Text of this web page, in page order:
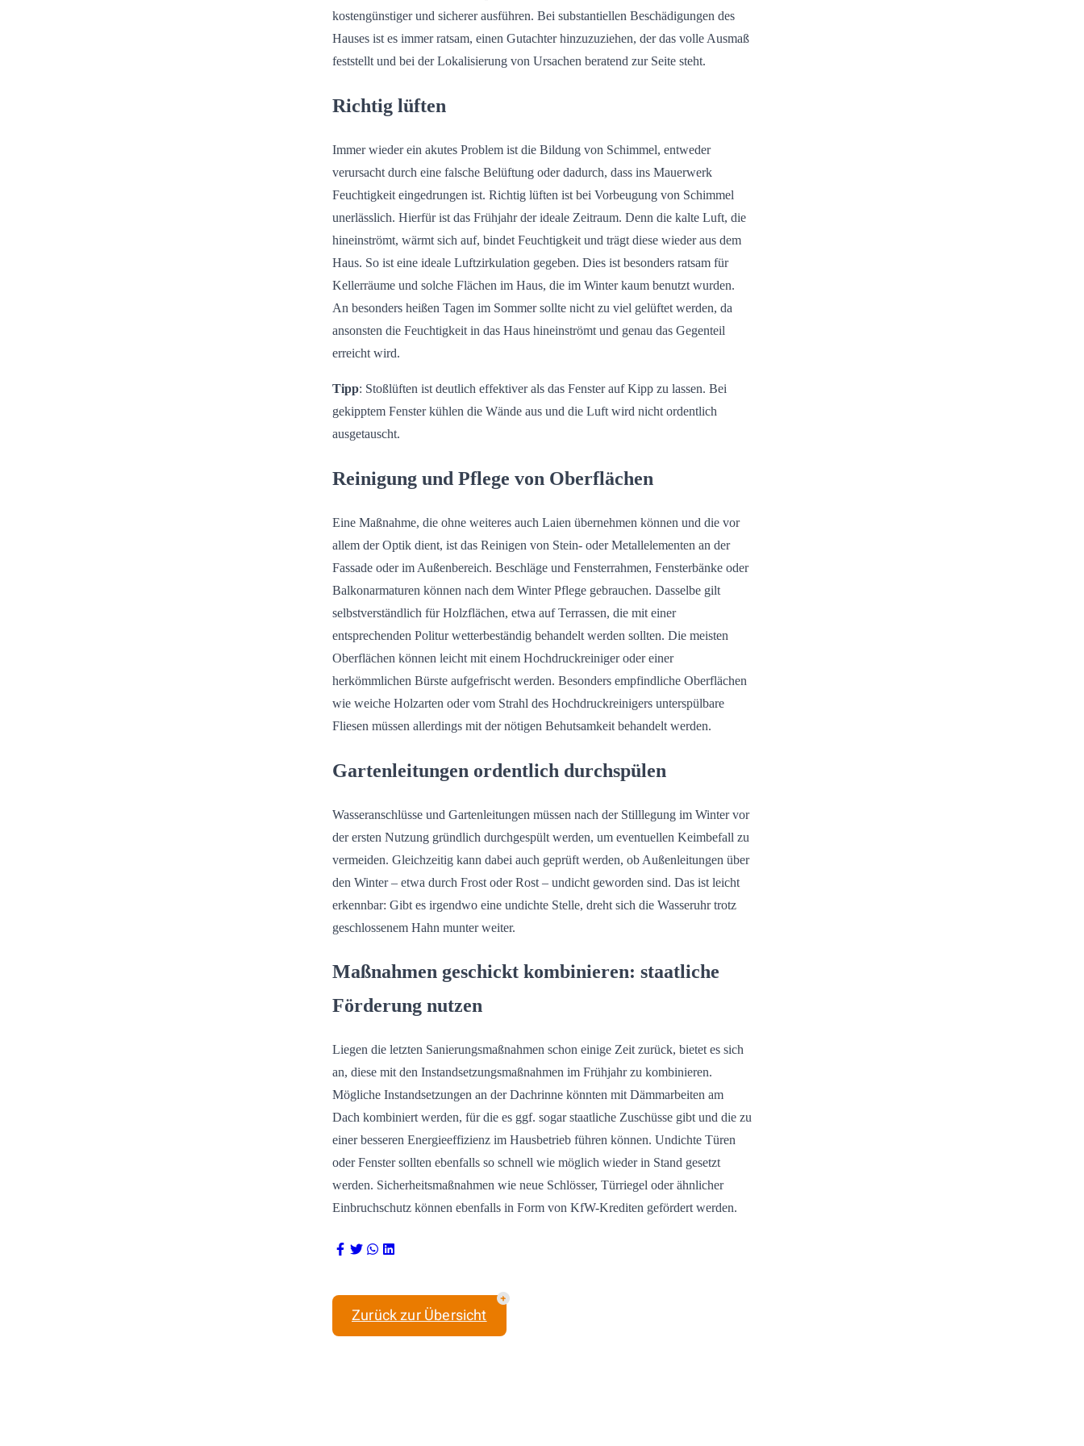
kostengünstiger und sicherer ausführen. Bei substantiellen Beschädigungen des
Hauses ist es immer ratsam, einen Gutachter hinzuzuziehen, der das volle Ausmaß
feststellt und bei der Lokalisierung von Ursachen beratend zur Seite steht.
Richtig lüften
Immer wieder ein akutes Problem ist die Bildung von Schimmel, entweder
verursacht durch eine falsche Belüftung oder dadurch, dass ins Mauerwerk
Feuchtigkeit eingedrungen ist. Richtig lüften ist bei Vorbeugung von Schimmel
unerlässlich. Hierfür ist das Frühjahr der ideale Zeitraum. Denn die kalte Luft, die
hineinströmt, wärmt sich auf, bindet Feuchtigkeit und trägt diese wieder aus dem
Haus. So ist eine ideale Luftzirkulation gegeben. Dies ist besonders ratsam für
Kellerräume und solche Flächen im Haus, die im Winter kaum benutzt wurden.
An besonders heißen Tagen im Sommer sollte nicht zu viel gelüftet werden, da
ansonsten die Feuchtigkeit in das Haus hineinströmt und genau das Gegenteil
erreicht wird.
Tipp: Stoßlüften ist deutlich effektiver als das Fenster auf Kipp zu lassen. Bei
gekipptem Fenster kühlen die Wände aus und die Luft wird nicht ordentlich
ausgetauscht.
Reinigung und Pflege von Oberflächen
Eine Maßnahme, die ohne weiteres auch Laien übernehmen können und die vor
allem der Optik dient, ist das Reinigen von Stein- oder Metallelementen an der
Fassade oder im Außenbereich. Beschläge und Fensterrahmen, Fensterbänke oder
Balkonarmaturen können nach dem Winter Pflege gebrauchen. Dasselbe gilt
selbstverständlich für Holzflächen, etwa auf Terrassen, die mit einer
entsprechenden Politur wetterbeständig behandelt werden sollten. Die meisten
Oberflächen können leicht mit einem Hochdruckreiniger oder einer
herkömmlichen Bürste aufgefrischt werden. Besonders empfindliche Oberflächen
wie weiche Holzarten oder vom Strahl des Hochdruckreinigers unterspülbare
Fliesen müssen allerdings mit der nötigen Behutsamkeit behandelt werden.
Gartenleitungen ordentlich durchspülen
Wasseranschlüsse und Gartenleitungen müssen nach der Stilllegung im Winter vor
der ersten Nutzung gründlich durchgespült werden, um eventuellen Keimbefall zu
vermeiden. Gleichzeitig kann dabei auch geprüft werden, ob Außenleitungen über
den Winter – etwa durch Frost oder Rost – undicht geworden sind. Das ist leicht
erkennbar: Gibt es irgendwo eine undichte Stelle, dreht sich die Wasseruhr trotz
geschlossenem Hahn munter weiter.
Maßnahmen geschickt kombinieren: staatliche
Förderung nutzen
Liegen die letzten Sanierungsmaßnahmen schon einige Zeit zurück, bietet es sich
an, diese mit den Instandsetzungsmaßnahmen im Frühjahr zu kombinieren.
Mögliche Instandsetzungen an der Dachrinne könnten mit Dämmarbeiten am
Dach kombiniert werden, für die es ggf. sogar staatliche Zuschüsse gibt und die zu
einer besseren Energieeffizienz im Hausbetrieb führen können. Undichte Türen
oder Fenster sollten ebenfalls so schnell wie möglich wieder in Stand gesetzt
werden. Sicherheitsmaßnahmen wie neue Schlösser, Türriegel oder ähnlicher
Einbruchschutz können ebenfalls in Form von KfW-Krediten gefördert werden.
Zurück zur Übersicht